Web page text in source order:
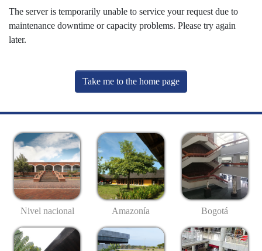
The server is temporarily unable to service your request due to
maintenance downtime or capacity problems. Please try again
later.
Take me to the home page
Nivel nacional Amazonía Bogotá